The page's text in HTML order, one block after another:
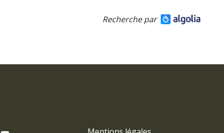
Recherche par